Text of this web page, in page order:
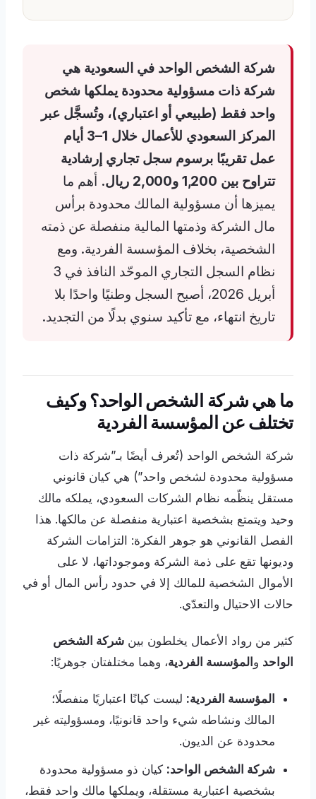
شركة الشخص الواحد في السعودية هي
شركة ذات مسؤولية محدودة يملكها شخص
واحد فقط (طبيعي أو اعتباري)، وتُسجَّل عبر
المركز السعودي للأعمال خلال 1–3 أيام
عمل تقريبًا برسوم سجل تجاري إرشادية
تتراوح بين 1,200 و2,000 ريال.
أهم ما
يميزها أن مسؤولية المالك محدودة برأس
مال الشركة وذمتها المالية منفصلة عن ذمته
الشخصية، بخلاف المؤسسة الفردية. ومع
نظام السجل التجاري الموحّد النافذ في 3
أبريل 2026، أصبح السجل وطنيًا واحدًا بلا
تاريخ انتهاء، مع تأكيد سنوي بدلًا من التجديد.
ما هي شركة الشخص الواحد؟ وكيف
تختلف عن المؤسسة الفردية
شركة الشخص الواحد (تُعرف أيضًا بـ”شركة ذات
مسؤولية محدودة لشخص واحد”) هي كيان قانوني
مستقل ينظّمه نظام الشركات السعودي، يملكه مالك
وحيد ويتمتع بشخصية اعتبارية منفصلة عن مالكها. هذا
الفصل القانوني هو جوهر الفكرة: التزامات الشركة
وديونها تقع على ذمة الشركة وموجوداتها، لا على
الأموال الشخصية للمالك إلا في حدود رأس المال أو في
حالات الاحتيال والتعدّي.
كثير من رواد الأعمال يخلطون بين شركة الشخص
الواحد و المؤسسة الفردية، وهما مختلفتان جوهريًا:
المؤسسة الفردية: ليست كيانًا اعتباريًا منفصلًا؛
المالك ونشاطه شيء واحد قانونيًا، ومسؤوليته غير
محدودة عن الديون.
شركة الشخص الواحد: كيان ذو مسؤولية محدودة
بشخصية اعتبارية مستقلة، ويملكها مالك واحد فقط،